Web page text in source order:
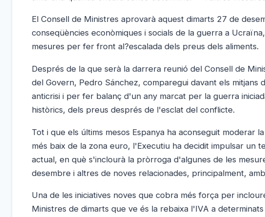
El Consell de Ministres aprovarà aquest dimarts 27 de
conseqüències econòmiques i socials de la guerra a
mesures per fer front al?escalada dels preus dels aliments.
Després de la que serà la darrera reunió del Consell de
del Govern, Pedro Sánchez, comparegui davant els
anticrisi i per fer balanç d'un any marcat per la guerra
històrics, dels preus després de l'esclat del conflicte.
Tot i que els últims mesos Espanya ha aconseguit moderar
més baix de la zona euro, l'Executiu ha decidit impulsar
actual, en què s'inclourà la pròrroga d'algunes de les
desembre i altres de noves relacionades, principalment,
Una de les iniciatives noves que cobra més força per
Ministres de dimarts que ve és la rebaixa l'IVA a